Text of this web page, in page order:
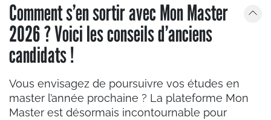
Comment s’en sortir avec Mon Master
2026 ? Voici les conseils d’anciens
candidats !
Vous envisagez de poursuivre vos études en
master l’année prochaine ? La plateforme Mon
Master est désormais incontournable pour